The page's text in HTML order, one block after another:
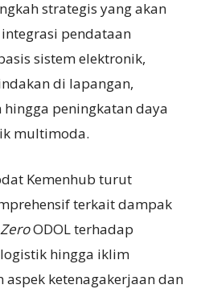
strategis yang akan
pendataan
sistem elektronik,
di lapangan,
peningkatan daya
multimoda.
Kemenhub turut
terkait dampak
ZeroODOL terhadap
hingga iklim
ketenagakerjaan dan